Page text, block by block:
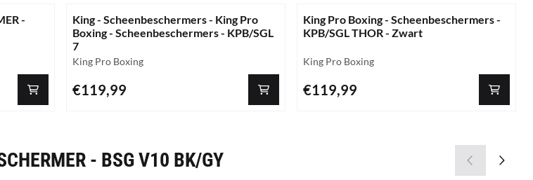
-
King - Scheenbeschermers - King Pro
Boxing - Scheenbeschermers - KPB/SGL
7
Merk:
King Pro Boxing
Prijs: 119,99
€119,99
King Pro Boxing - Scheenbeschermers -
KPB/SGL THOR - Zwart
Merk:
King Pro Boxing
Prijs: 119,99
€119,99
- BSG V10 BK/GY